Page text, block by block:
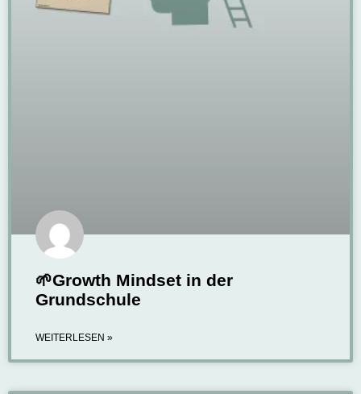
🌱Growth Mindset in der
Grundschule
WEITERLESEN »